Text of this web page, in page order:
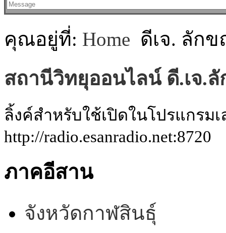
คุณอยู่ที่: Home ดีเจ. ลัก
สถานีวิทยุออนไลน์ ดี.เจ.
ลิ้งค์สำหรับใช้เปิดในโปรแกรมเ
http://radio.esanradio.net:8720
ภาคอีสาน
จังหวัดกาฬสินธุ์